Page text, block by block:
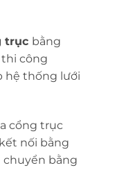
trục bằng
công
hệ thống lưới
cổng trục
nối bằng
chuyển bằng